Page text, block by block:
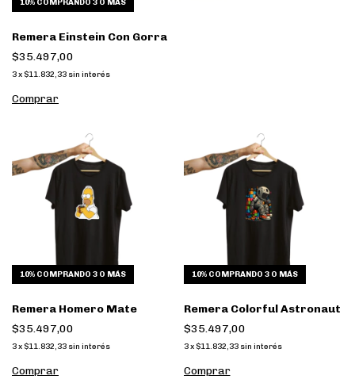
10% COMPRANDO 3 O MÁS
Remera Einstein Con Gorra
$35.497,00
3x $11.832,33 sin interés
Comprar
10% COMPRANDO 3 O MÁS
Remera Homero Mate
$35.497,00
3x $11.832,33 sin interés
Comprar
10% COMPRANDO 3 O MÁS
Remera Colorful Astronaut
$35.497,00
3 x $11.832,33 sin interés
Comprar